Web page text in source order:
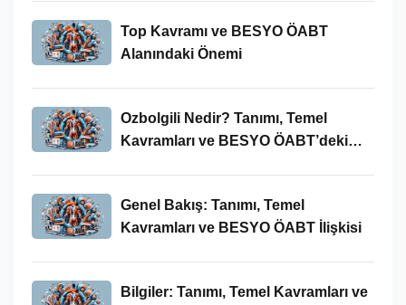
Top Kavramı ve BESYO ÖABT
Alanındaki Önemi
Ozbolgili Nedir? Tanımı, Temel
Kavramları ve BESYO ÖABT’deki
Genel Bakış: Tanımı, Temel
Kavramları ve BESYO ÖABT İlişkisi
Bilgiler: Tanımı, Temel Kavramları ve